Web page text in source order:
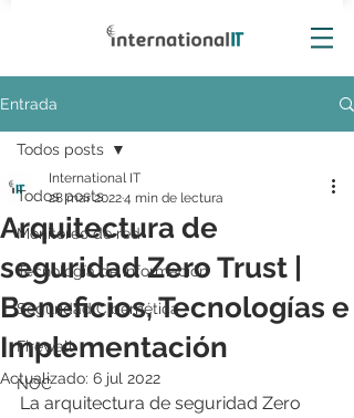
Entrada
Todos posts
Monitoreo de red
Tecnología de información
Seguridad Cibernética
Firewall
NOC
Todos posts
Arquitectura de
seguridad Zero Trust |
Beneficios, Tecnologías e
Implementación
International IT
28 mar 20224 min de lectura
Actualizado: 6 jul 2022
La arquitectura de seguridad Zero